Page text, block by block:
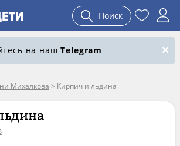
Поиск
на нашTelegram
Михалкова > Кирпич и льдина